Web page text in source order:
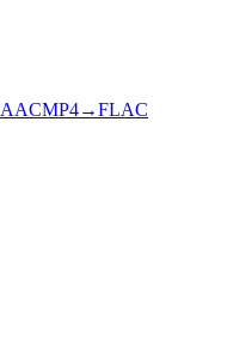
AACMP4→FLAC